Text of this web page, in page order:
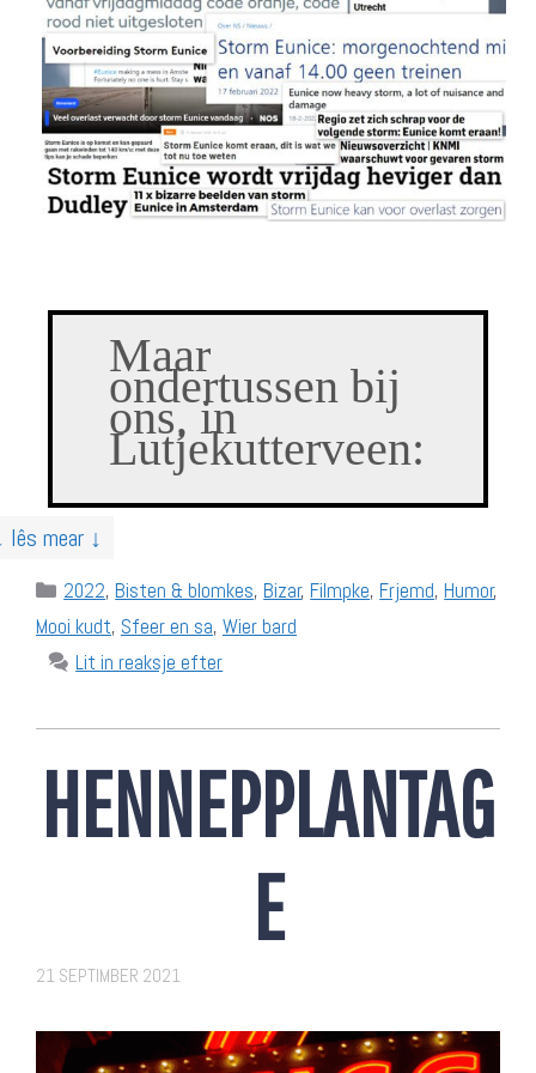
Maar
ondertussen bij
ons, in
Lutjekutterveen:
lês mear ↓
Categories
2022, Bisten & blomkes, Bizar, Filmpke, Frjemd, Humor,
Mooi kudt, Sfeer en sa, Wier bard
Lit in reaksje efter
HENNEPPLANTAG
E
21 SEPTIMBER 2021